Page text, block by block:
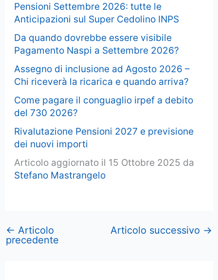
Pensioni Settembre 2026: tutte le
Anticipazioni sul Super Cedolino INPS
Da quando dovrebbe essere visibile
Pagamento Naspi a Settembre 2026?
Assegno di inclusione ad Agosto 2026 –
Chi riceverà la ricarica e quando arriva?
Come pagare il conguaglio irpef a debito
del 730 2026?
Rivalutazione Pensioni 2027 e previsione
dei nuovi importi
Articolo aggiornato il 15 Ottobre 2025 da
Stefano Mastrangelo
← Articolo
precedente
Articolo successivo →